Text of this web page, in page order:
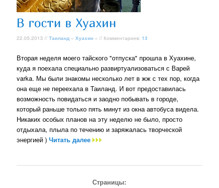
В гости в Хуахин
22.05.2013 //Таиланд »Хуахин » // Комментариев:13
Вторая неделя моего тайского "отпуска" прошла в Хуахине,
куда я поехала специально развиртуализоваться с Варей
varka. Мы были знакомы несколько лет в жж с тех пор, когда
она еще не переехала в Таиланд. И вот предоставилась
возможность повидаться и заодно побывать в городе,
который раньше только пять минут из окна автобуса видела.
Никаких особых планов на эту неделю не было, просто
отдыхала, плыла по течению и заряжалась творческой
энергией )Читать далее
Страницы: